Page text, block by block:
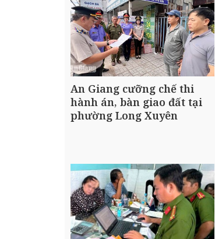
An Giang cưỡng chế thi
hành án, bàn giao đất tại
phường Long Xuyên